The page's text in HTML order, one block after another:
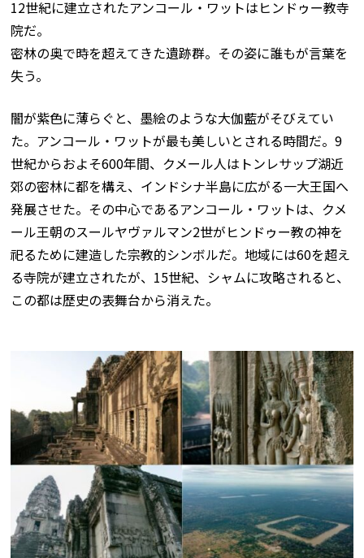
12世紀に建立されたアンコール・ワットはヒンドゥー教寺
院だ。
密林の奥で時を超えてきた遺跡群。その姿に誰もが言葉を
失う。
闇が紫色に薄らぐと、墨絵のような大伽藍がそびえてい
た。アンコール・ワットが最も美しいとされる時間だ。9
世紀からおよそ600年間、クメール人はトンレサップ湖近
郊の密林に都を構え、インドシナ半島に広がる一大王国へ
発展させた。その中心であるアンコール・ワットは、クメ
ール王朝のスールヤヴァルマン2世がヒンドゥー教の神を
祀るために建造した宗教的シンボルだ。地域には60を超え
る寺院が建立されたが、15世紀、シャムに攻略されると、
この都は歴史の表舞台から消えた。